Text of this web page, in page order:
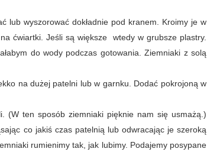
lub wyszorować dokładnie pod kranem. Kroimy je w
ćwiartki. Jeśli są większe wtedy w grubsze plastry.
do wody podczas gotowania. Ziemniaki z solą
na dużej patelni lub w garnku. Dodać pokrojoną w
(W ten sposób ziemniaki pięknie nam się usmażą.)
co jakiś czas patelnią lub odwracając je szeroką
rumienimy tak, jak lubimy. Podajemy posypane